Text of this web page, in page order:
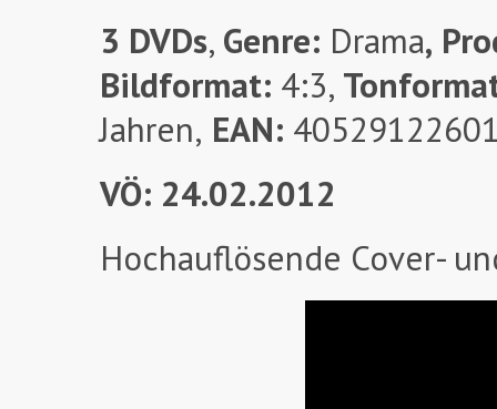
3 DVDs, Genre: Drama,
Bildformat: 4:3,
Jahren, EAN:
VÖ: 24.02.2012
Hochauflösende Cover-